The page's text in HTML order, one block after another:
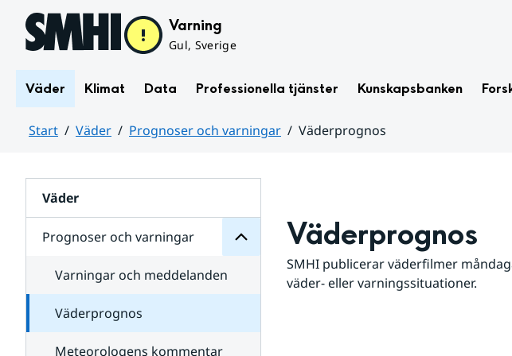
Hoppa till sidans innehåll Varning
Gul, Sverige
Väder Klimat Data Professionella tjänster Kunskapsbanken
Start Väder Prognoser och varningar
Väderprognos
Väder
Prognoser och varningar
för
varningar
Varningar och meddelanden
Väderprognos
Meteorologens kommentar
Väderprognos
SMHI publicerar väderfilmer
väder- eller varningssituationer.